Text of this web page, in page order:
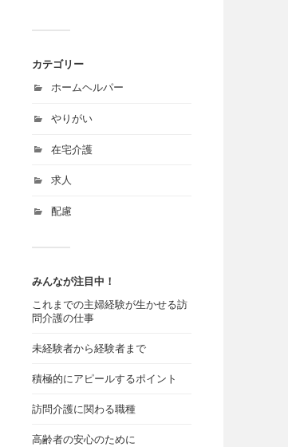
カテゴリー
ホームヘルパー
やりがい
在宅介護
求人
配慮
みんなが注目中！
これまでの主婦経験が生かせる訪
問介護の仕事
未経験者から経験者まで
積極的にアピールするポイント
訪問介護に関わる職種
高齢者の安心のために